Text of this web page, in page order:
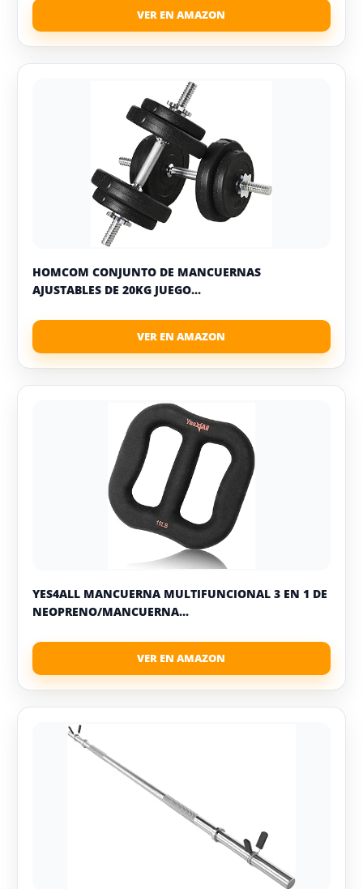
HOMCOM CONJUNTO DE MANCUERNAS
AJUSTABLES DE 20KG JUEGO...
YES4ALL MANCUERNA MULTIFUNCIONAL 3 EN 1 DE
NEOPRENO/MANCUERNA...